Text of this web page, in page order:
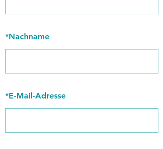
*Nachname
*E-Mail-Adresse